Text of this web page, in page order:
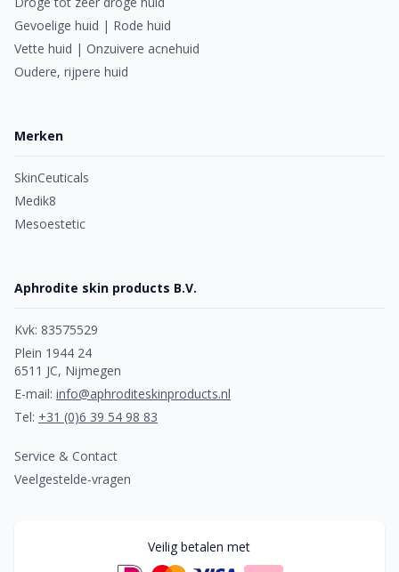
Gevoelige huid | Rode huid
Vette huid | Onzuivere acnehuid
Oudere, rijpere huid
Merken
SkinCeuticals
Medik8
Mesoestetic
Aphrodite skin products B.V.
Kvk: 83575529
Plein 1944 24
6511 JC, Nijmegen
E-mail: info@aphroditeskinproducts.nl
Tel: +31 (0)6 39 54 98 83
Service & Contact
Veelgestelde-vragen
Veilig betalen met